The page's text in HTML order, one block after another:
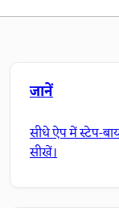
जानें
सीधे ऐप में स्टेप-
सीखें।